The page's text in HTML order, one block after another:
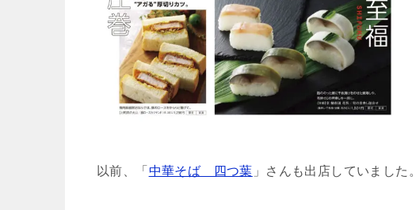
以前、「 中華そば 四つ葉 」さんも出店していました。